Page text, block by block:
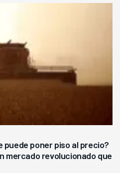
puede poner piso al precio?
mercado revolucionado que